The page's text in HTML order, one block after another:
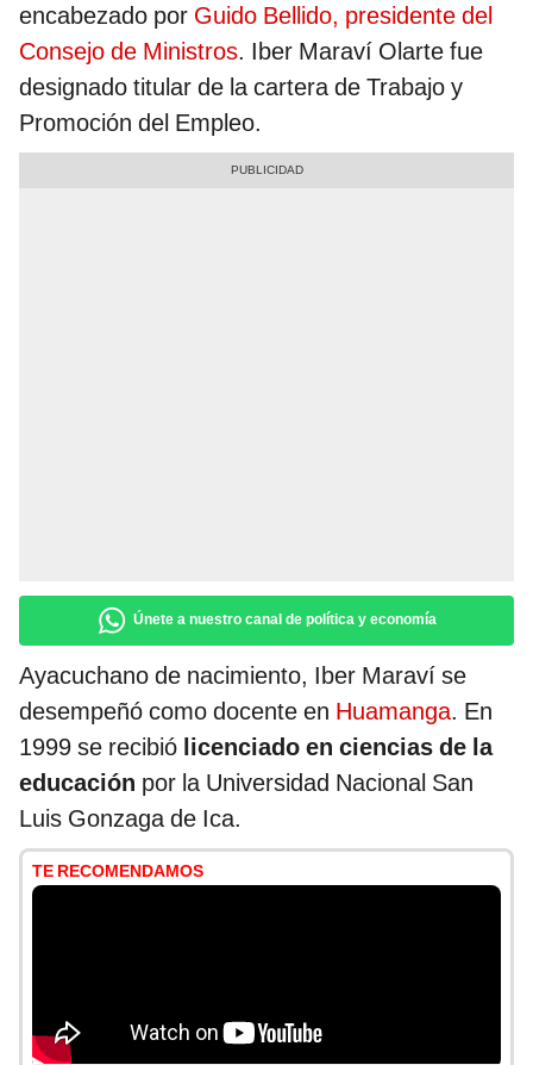
encabezado por Guido Bellido, presidente del
Consejo de Ministros. Iber Maraví Olarte fue
designado titular de la cartera de Trabajo y
Promoción del Empleo.
Únete a nuestro canal de política y economía
Ayacuchano de nacimiento, Iber Maraví se
desempeñó como docente en Huamanga. En
1999 se recibió licenciado en ciencias de la
educación por la Universidad Nacional San
Luis Gonzaga de Ica.
TE RECOMENDAMOS